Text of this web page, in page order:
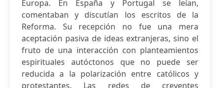
Europa. En España y Portugal se leían,
comentaban y discutían los escritos de la
Reforma. Su recepción no fue una mera
aceptación pasiva de ideas extranjeras, sino el
fruto de una interacción con planteamientos
espirituales autóctonos que no puede ser
reducida a la polarización entre católicos y
protestantes. Las redes de creyentes